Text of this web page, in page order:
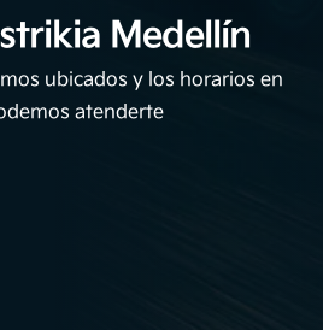
Medellín
ubicados y los horarios en
atenderte